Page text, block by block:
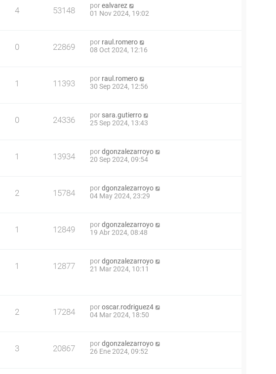
4 53148 porealvarez
01 Nov 2024, 19:02
0 22869 por raul.romero
08 Oct 2024, 12:16
1 11393 por raul.romero
30 Sep 2024, 12:56
0 24336 por sara.gutierro
25 Sep 2024, 13:43
1 13934 pordgonzalezarroyo
20 Sep 2024, 09:54
2 15784 pordgonzalezarroyo
04 May 2024, 23:29
1 12849 pordgonzalezarroyo
19 Abr 2024, 08:48
1 12877 pordgonzalezarroyo
21 Mar 2024, 10:11
2 17284 poroscar.rodriguez4
04 Mar 2024, 18:50
3 20867 pordgonzalezarroyo
26 Ene 2024, 09:52